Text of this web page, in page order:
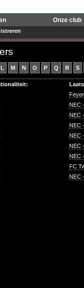
Onze club
L M N O P Q R S
NEC
NEC
NEC
NEC
NEC
NEC
FC
NEC